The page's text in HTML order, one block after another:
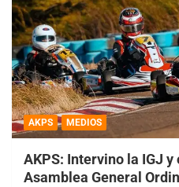
AKPS MEDIOS
AKPS: Intervino la IGJ
Asamblea General